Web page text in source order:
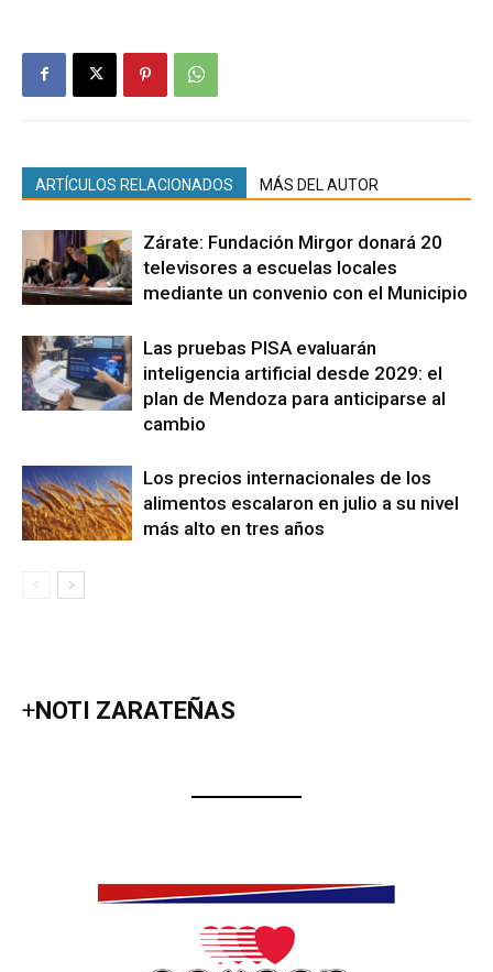
ARTÍCULOS RELACIONADOS MÁS DEL AUTOR
Zárate: Fundación Mirgor donará 20
televisores a escuelas locales
mediante un convenio con el Municipio
Las pruebas PISA evaluarán
inteligencia artificial desde 2029: el
plan de Mendoza para anticiparse al
cambio
Los precios internacionales de los
alimentos escalaron en julio a su nivel
más alto en tres años
+NOTI ZARATEÑAS